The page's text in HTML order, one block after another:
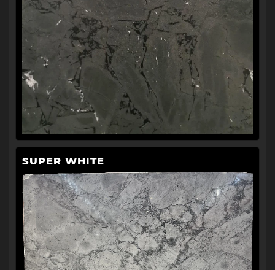
SUPER WHITE